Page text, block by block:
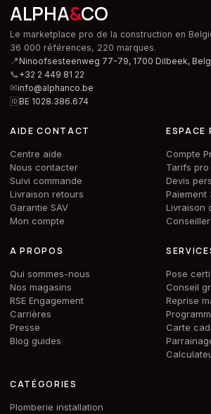
ALPHA&CO
Le marketplace pro de la construction en
36 000 références, 220 marques.
📍Ninoofsesteenweg 77-79, 1700 Dilbeek,
📞+32 2 449 81 22
✉info@alphanco.be
🆔BE 1028.386.674
AIDE CONTACT
Centre aide
Nous contacter
Suivi commande
Livraison retours
Garantie SAV
Mon compte
ESPACE
Compte
Tarifs pro
Devis
Paiement
Livraison
A PROPOS
Qui sommes-nous
Nos magasins
RSE Engagement
Carrières
Presse
Blog guides
Pose
Conseil
Reprise
Carte
CATÉGORIES
Plomberie installation